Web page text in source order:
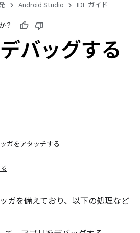
Android Studio IDE ガイド
？
バッグする
ガをアタッチする
ガを備えており、以下の処理など